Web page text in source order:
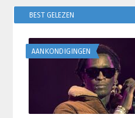
BEST GELEZEN
AANKONDIGINGEN